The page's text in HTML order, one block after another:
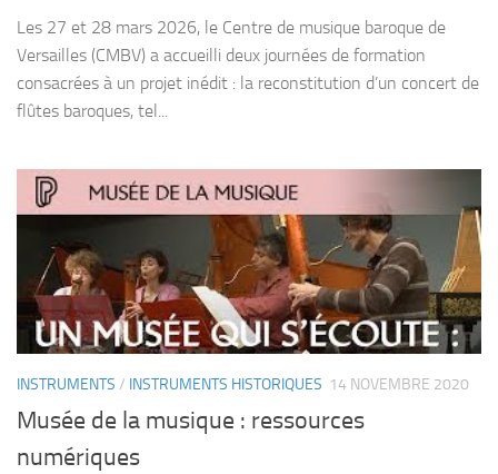
Les 27 et 28 mars 2026, le Centre de musique baroque de
Versailles (CMBV) a accueilli deux journées de formation
consacrées à un projet inédit : la reconstitution d’un concert de
flûtes baroques, tel...
INSTRUMENTS / INSTRUMENTS HISTORIQUES 14 NOVEMBRE 2020
Musée de la musique : ressources
numériques